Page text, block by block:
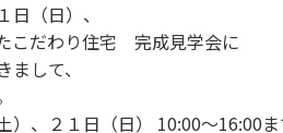
日（日）、
こだわり住宅 完成見学会に
して、
）、２１日（日） 10:00～16:00